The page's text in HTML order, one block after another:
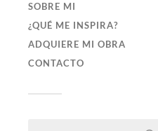
SOBRE MI
¿QUÉ ME INSPIRA?
ADQUIERE MI OBRA
CONTACTO